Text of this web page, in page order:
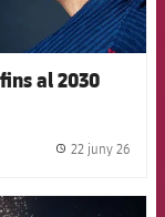
al 2030
22 juny 26
badge